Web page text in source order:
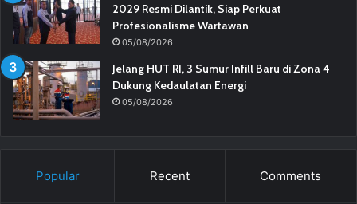
2029 Resmi Dilantik, Siap Perkuat
Profesionalisme Wartawan
05/08/2026
Jelang HUT RI, 3 Sumur Infill Baru di Zona 4
Dukung Kedaulatan Energi
05/08/2026
Popular Recent Comments